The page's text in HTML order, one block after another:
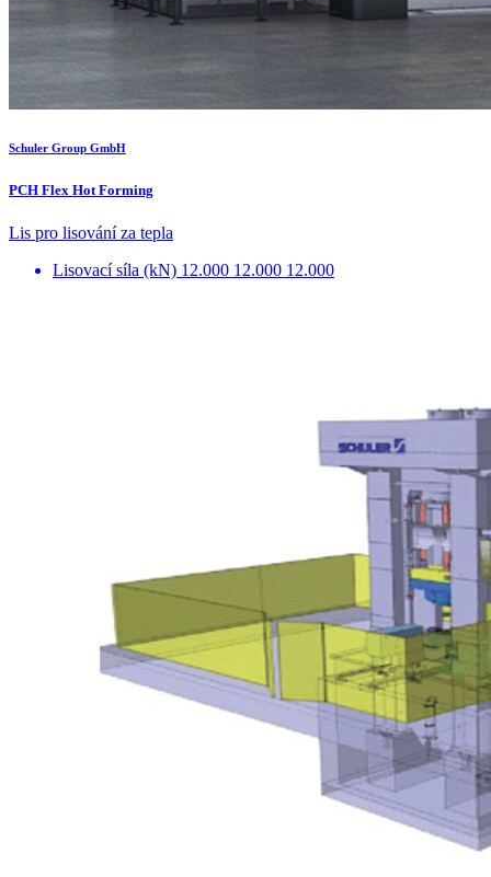
Schuler Group GmbH
PCH Flex Hot Forming
Lis pro lisování za tepla
Lisovací síla (kN) 12.000 12.000 12.000